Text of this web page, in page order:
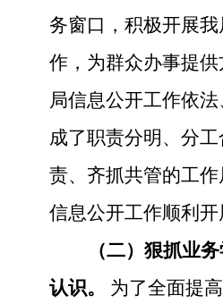
务窗口，积极开展
作，为群众办事提
局信息公开工作依
成了职责分明、分
责、齐抓共管的工
信息公开工作顺利开
（二）狠抓业
认识。
为了全面提